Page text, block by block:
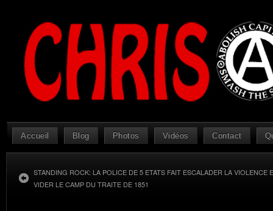
Accueil Blog Photos Vidéos Contact
STANDING ROCK: LA POLICE DE 5 ETATS FAIT ESCALADER LA VIOLENCE
VIDER LE CAMP DU TRAITE DE 1851